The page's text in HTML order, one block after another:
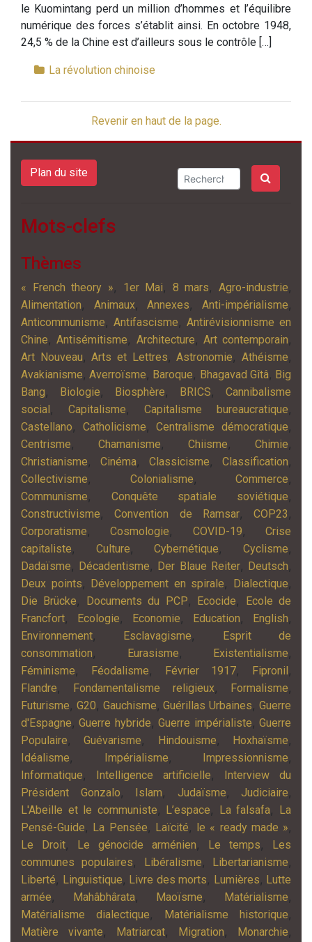
le Kuomintang perd un million d’hommes et l’équilibre
numérique des forces s’établit ainsi. En octobre 1948,
24,5 % de la Chine est d’ailleurs sous le contrôle […]
La révolution chinoise
Revenir en haut de la page.
Plan du site
Mots-clefs
Thèmes
« French theory », 1er Mai, 8 mars, Agro-industrie,
Alimentation, Animaux,Annexes,Anti-impérialisme,
Anticommunisme, Antifascisme, Antirévisionnisme en
Chine,Antisémitisme, Architecture, Art contemporain,
Art Nouveau,Arts et Lettres,Astronomie,Athéisme,
Avakianisme,Averroïsme, Baroque, Bhagavad Gîtâ, Big
Bang, Biologie, Biosphère, BRICS, Cannibalisme
social , Capitalisme, Capitalisme bureaucratique,
Castellano, Catholicisme,Centralisme démocratique,
Centrisme, Chamanisme, Chiisme, Chimie,
Christianisme, Cinéma, Classicisme, Classification,
Collectivisme, Colonialisme, Commerce,
Communisme, Conquête spatiale soviétique,
Constructivisme,Convention de Ramsar, COP23 ,
Corporatisme,Cosmologie, COVID-19,Crise
capitaliste, Culture,Cybernétique,Cyclisme,
Dadaïsme, Décadentisme, Der Blaue Reiter, Deutsch,
Deux points, Développement en spirale, Dialectique,
Die Brücke, Documents du PCP, Ecocide,
Ecole de
Francfort, Ecologie, Economie, Education, English,
Environnement, Esclavagisme,
Esprit de
consommation, Eurasisme, Existentialisme,
Féminisme, Féodalisme, Février 1917, Fipronil ,
Flandre, Fondamentalisme religieux, Formalisme,
Futurisme, G20, Gauchisme,Guérillas Urbaines,Guerre
d'Espagne,Guerre hybride,Guerre impérialiste,Guerre
Populaire,Guévarisme, Hindouisme, Hoxhaïsme,
Idéalisme, Impérialisme, Impressionnisme,
Informatique, Intelligence artificielle,
Interview du
Président Gonzalo, Islam, Judaïsme, Judiciaire,
L'Abeille et le communiste, L’espace, La falsafa,
La
Pensé-Guide, La Pensée, Laïcité, le « ready made »,
Le Droit, Le génocide arménien, Le temps,
Les
communes populaires, Libéralisme, Libertarianisme,
Liberté, Linguistique, Livre des morts, Lumières, Lutte
armée, Mahâbhârata, Maoïsme, Matérialisme,
Matérialisme dialectique, Matérialisme historique,
Matière vivante, Matriarcat, Migration, Monarchie,